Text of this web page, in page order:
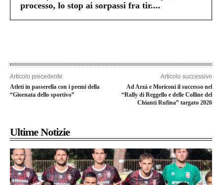
processo, lo stop ai sorpassi fra tir....
Articolo precedente
Atleti in passerella con i premi della
“Giornata dello sportivo”
Articolo successivo
Ad Arzà e Moriconi il successo nel
“Rally di Reggello e delle Colline del
Chianti Rufina” targato 2026
Ultime Notizie